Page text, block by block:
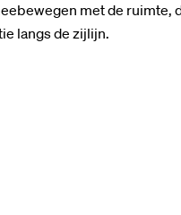
met de ruimte,
langs de zijlijn.